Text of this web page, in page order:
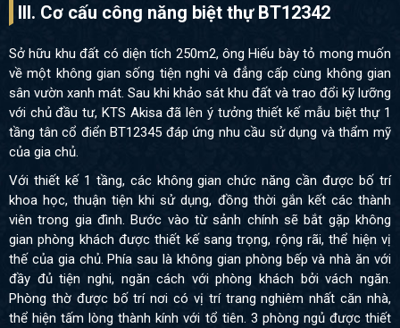
III. Cơ cấu công năng biệt thự BT12342
Sở hữu khu đất có diện tích 250m2, ông Hiếu bày tỏ mong muốn
về một không gian sống tiện nghi và đẳng cấp cùng không gian
sân vườn xanh mát. Sau khi khảo sát khu đất và trao đổi kỹ lưỡng
với chủ đầu tư, KTS Akisa đã lên ý tưởng thiết kế mẫu biệt thự 1
tầng tân cổ điển BT12345 đáp ứng nhu cầu sử dụng và thẩm mỹ
của gia chủ.
Với thiết kế 1 tầng, các không gian chức năng cần được bố trí
khoa học, thuận tiện khi sử dụng, đồng thời gắn kết các thành
viên trong gia đình. Bước vào từ sảnh chính sẽ bắt gặp không
gian phòng khách được thiết kế sang trọng, rộng rãi, thể hiện vị
thế của gia chủ. Phía sau là không gian phòng bếp và nhà ăn với
đầy đủ tiện nghi, ngăn cách với phòng khách bởi vách ngăn.
Phòng thờ được bố trí nơi có vị trí trang nghiêm nhất căn nhà,
thể hiện tấm lòng thành kính với tổ tiên. 3 phòng ngủ được thiết